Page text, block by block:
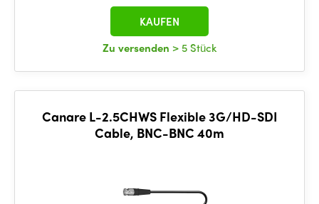
Zu versenden > 5 Stück
KAUFEN
Canare L-2.5CHWS Flexible 3G/HD-SDI
Cable, BNC-BNC 40m